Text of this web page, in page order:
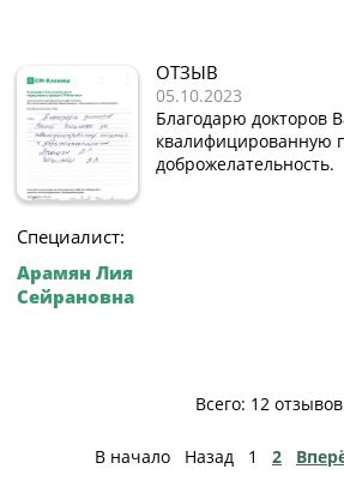
Специалист:
Арамян Лия
Сейрановна
ОТЗЫВ
05.10.2023
Благодарю докторов
квалифицированную
доброжелательность.
Всего: 12 отзывов
В начало Назад 1 2